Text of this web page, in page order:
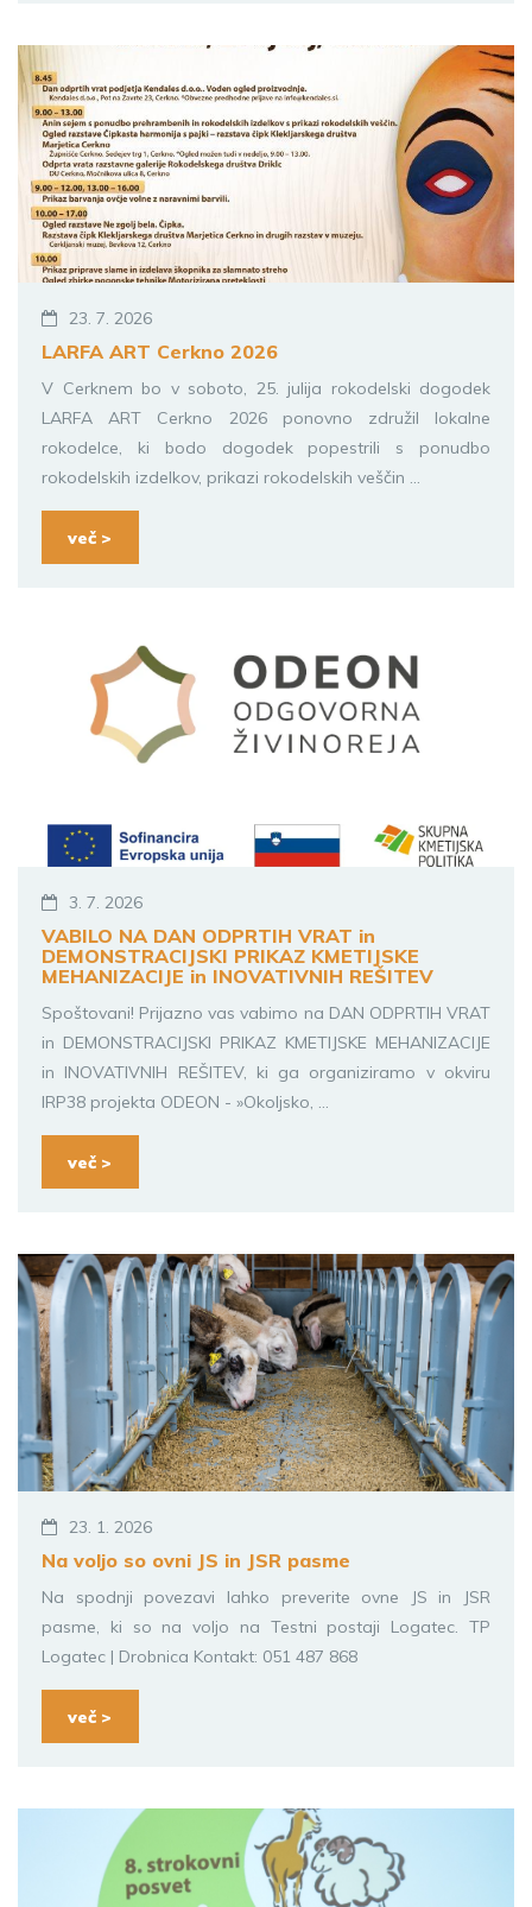
23. 7. 2026
LARFA ART Cerkno 2026
V Cerknem bo v soboto, 25. julija rokodelski dogodek
LARFA ART Cerkno 2026 ponovno združil lokalne
rokodelce, ki bodo dogodek popestrili s ponudbo
rokodelskih izdelkov, prikazi rokodelskih veščin ...
več >
3. 7. 2026
VABILO NA DAN ODPRTIH VRAT in
DEMONSTRACIJSKI PRIKAZ KMETIJSKE
MEHANIZACIJE in INOVATIVNIH REŠITEV
Spoštovani! Prijazno vas vabimo na DAN ODPRTIH VRAT
in DEMONSTRACIJSKI PRIKAZ KMETIJSKE MEHANIZACIJE
in INOVATIVNIH REŠITEV, ki ga organiziramo v okviru
IRP38 projekta ODEON - »Okoljsko, ...
več >
23. 1. 2026
Na voljo so ovni JS in JSR pasme
Na spodnji povezavi lahko preverite ovne JS in JSR
pasme, ki so na voljo na Testni postaji Logatec. TP
Logatec | Drobnica Kontakt: 051 487 868
več >